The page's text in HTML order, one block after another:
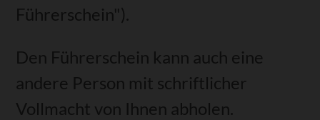
Führerschein").
Den Führerschein kann auch eine
andere Person mit schriftlicher
Vollmacht von Ihnen abholen.